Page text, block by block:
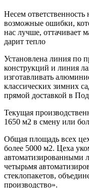
Несем ответственность
возможные ошибки,
нас лучше, оттачивает
дарит тепло
Установлена линия по
конструкций и линия
изготавливать
классических зимних
прямой доставкой в
Текущая
1650 м2 в смену или
Общая площадь всех
более 5000 м2. Цеха
автоматизированными
четырьмя
стеклопакетов,
производство».